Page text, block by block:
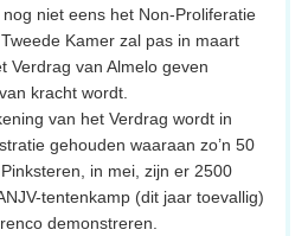
niet eens het Non-Proliferatie
Kamer zal pas in maart
Verdrag van Almelo geven
kracht wordt.
van het Verdrag wordt in
gehouden waaraan zo’n 50
in mei, zijn er 2500
tentenkamp (dit jaar toevallig)
demonstreren.